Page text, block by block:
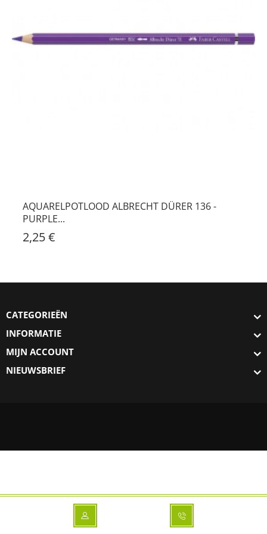
AQUARELPOTLOOD ALBRECHT DÜRER 136 -
PURPLE...
2,25 €
CATEGORIEËN
INFORMATIE
MIJN ACCOUNT
NIEUWSBRIEF
Deze website wordt beveiligd door Comodo SSL-certificaten. Ga met je
muis-cursor over onderstaand logo om de beveiligingsgegevens te
Klik hier voor meer informatie over Comodo Positive SSL EV.